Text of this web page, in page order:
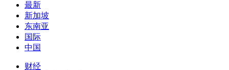
最新
新加坡
东南亚
国际
中国
财经